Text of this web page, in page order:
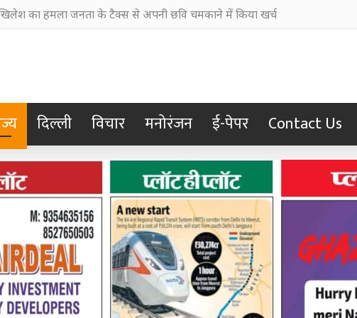
का हमला जनता के टैक्स से अपनी छवि चमकाने में किया खर्च
दिल्ली विचार मनोरंजन ई-पेपर Contact Us